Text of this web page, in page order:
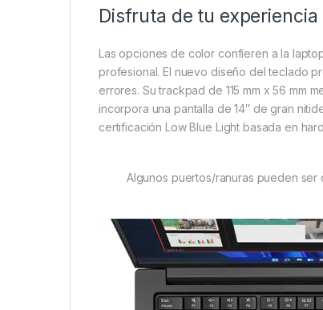
Disfruta de tu experiencia
Las opciones de color confieren a la
profesional. El nuevo diseño del teclado
errores. Su trackpad de 115 mm x 56 mm
incorpora una pantalla de 14″ de gran
certificación Low Blue Light basada en
Algunos puertos/ranuras pueden ser